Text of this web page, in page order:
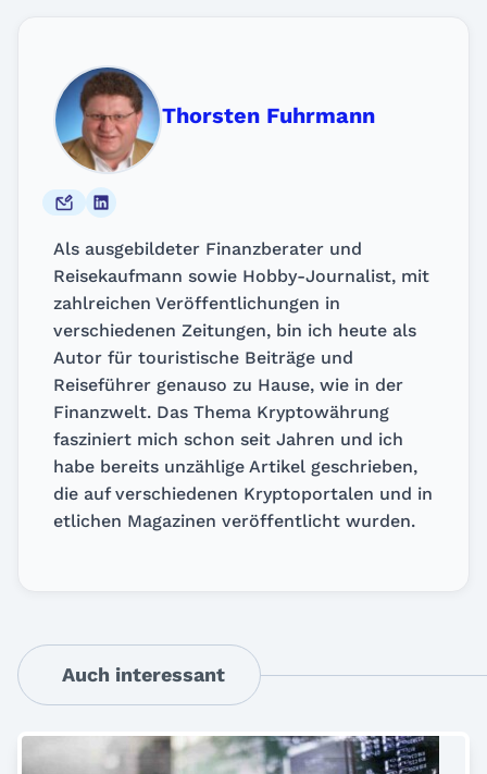
Thorsten Fuhrmann
Als ausgebildeter Finanzberater und
Reisekaufmann sowie Hobby-Journalist, mit
zahlreichen Veröffentlichungen in
verschiedenen Zeitungen, bin ich heute als
Autor für touristische Beiträge und
Reiseführer genauso zu Hause, wie in der
Finanzwelt. Das Thema Kryptowährung
fasziniert mich schon seit Jahren und ich
habe bereits unzählige Artikel geschrieben,
die auf verschiedenen Kryptoportalen und in
etlichen Magazinen veröffentlicht wurden.
Auch interessant